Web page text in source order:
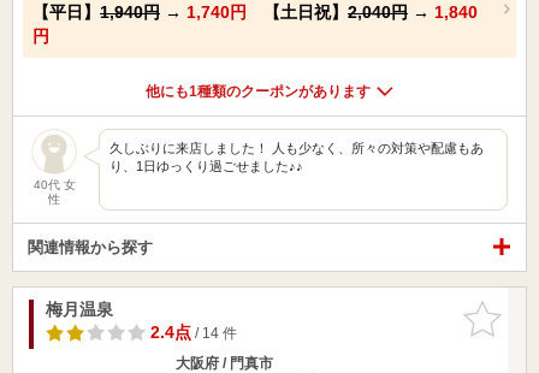
【平日】 1,940円 → 1,740円 【土日祝】 2,040円 → 1,840
円
他にも1種類のクーポンがあります
40代 女
性
久しぶりに来店しました！ 人も少なく、所々の対策や配慮もあ
り、1日ゆっくり過ごせました♪♪
関連情報から探す
お気に入
りに追加
梅月温泉
2.4点/ 14 件
大阪府 / 門真市